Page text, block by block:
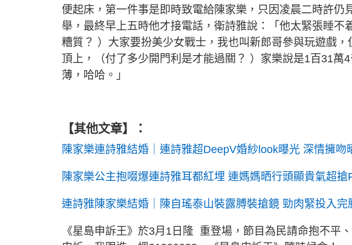
便起床，第一件事是即時致電給陳家樂，只因凌晨二時許仍
舉，最終早上五時他才接電話，衛詩雅說：「他太緊張睡不
糟質？ ）大家要扮美少女戰士，我也叫新郎哥參與玩遊戲
頂上，（付了多少開門利是才能過關？ ）家樂說是1百31萬
薄，哈哈。」
【其他文章】：
陳家樂連詩雅結婚｜連詩雅超DeepV婚紗look曝光 深情擁
陳家樂公主抱啜爆連詩雅耳都紅埋 連媽媽晒行頭顯貴氣超搶
連詩雅陳家樂結婚｜陳自瑤泰山裝露膊裝搶鏡 勁肉緊投入完
《星島申訴王》於3月1日隆 重登場，節目為民請命抱不平